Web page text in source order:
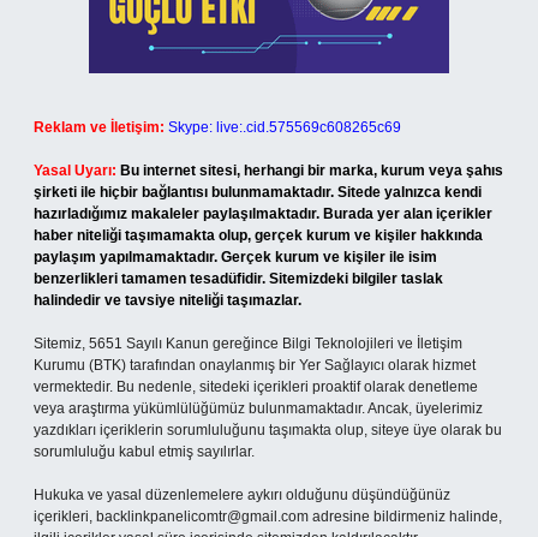
Reklam ve İletişim: Skype: live:.cid.575569c608265c69
Yasal Uyarı: Bu internet sitesi, herhangi bir marka, kurum veya şahıs
şirketi ile hiçbir bağlantısı bulunmamaktadır. Sitede yalnızca kendi
hazırladığımız makaleler paylaşılmaktadır. Burada yer alan içerikler
haber niteliği taşımamakta olup, gerçek kurum ve kişiler hakkında
paylaşım yapılmamaktadır. Gerçek kurum ve kişiler ile isim
benzerlikleri tamamen tesadüfidir. Sitemizdeki bilgiler taslak
halindedir ve tavsiye niteliği taşımazlar.
Sitemiz, 5651 Sayılı Kanun gereğince Bilgi Teknolojileri ve İletişim
Kurumu (BTK) tarafından onaylanmış bir Yer Sağlayıcı olarak hizmet
vermektedir. Bu nedenle, sitedeki içerikleri proaktif olarak denetleme
veya araştırma yükümlülüğümüz bulunmamaktadır. Ancak, üyelerimiz
yazdıkları içeriklerin sorumluluğunu taşımakta olup, siteye üye olarak bu
sorumluluğu kabul etmiş sayılırlar.
Hukuka ve yasal düzenlemelere aykırı olduğunu düşündüğünüz
içerikleri, backlinkpanelicomtr@gmail.com adresine bildirmeniz halinde,